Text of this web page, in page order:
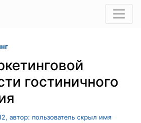
гостиничного
автор: пользователь скрыл имя